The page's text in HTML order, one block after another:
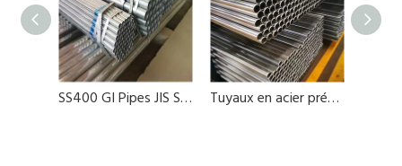
SS400 GI Pipes JIS Standard Tuyaux en acier pré-galvanisés pour échafaudage